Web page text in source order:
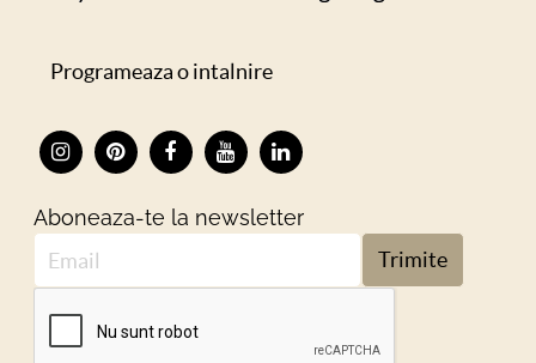
Programeaza o intalnire
Aboneaza-te la newsletter
Trimite